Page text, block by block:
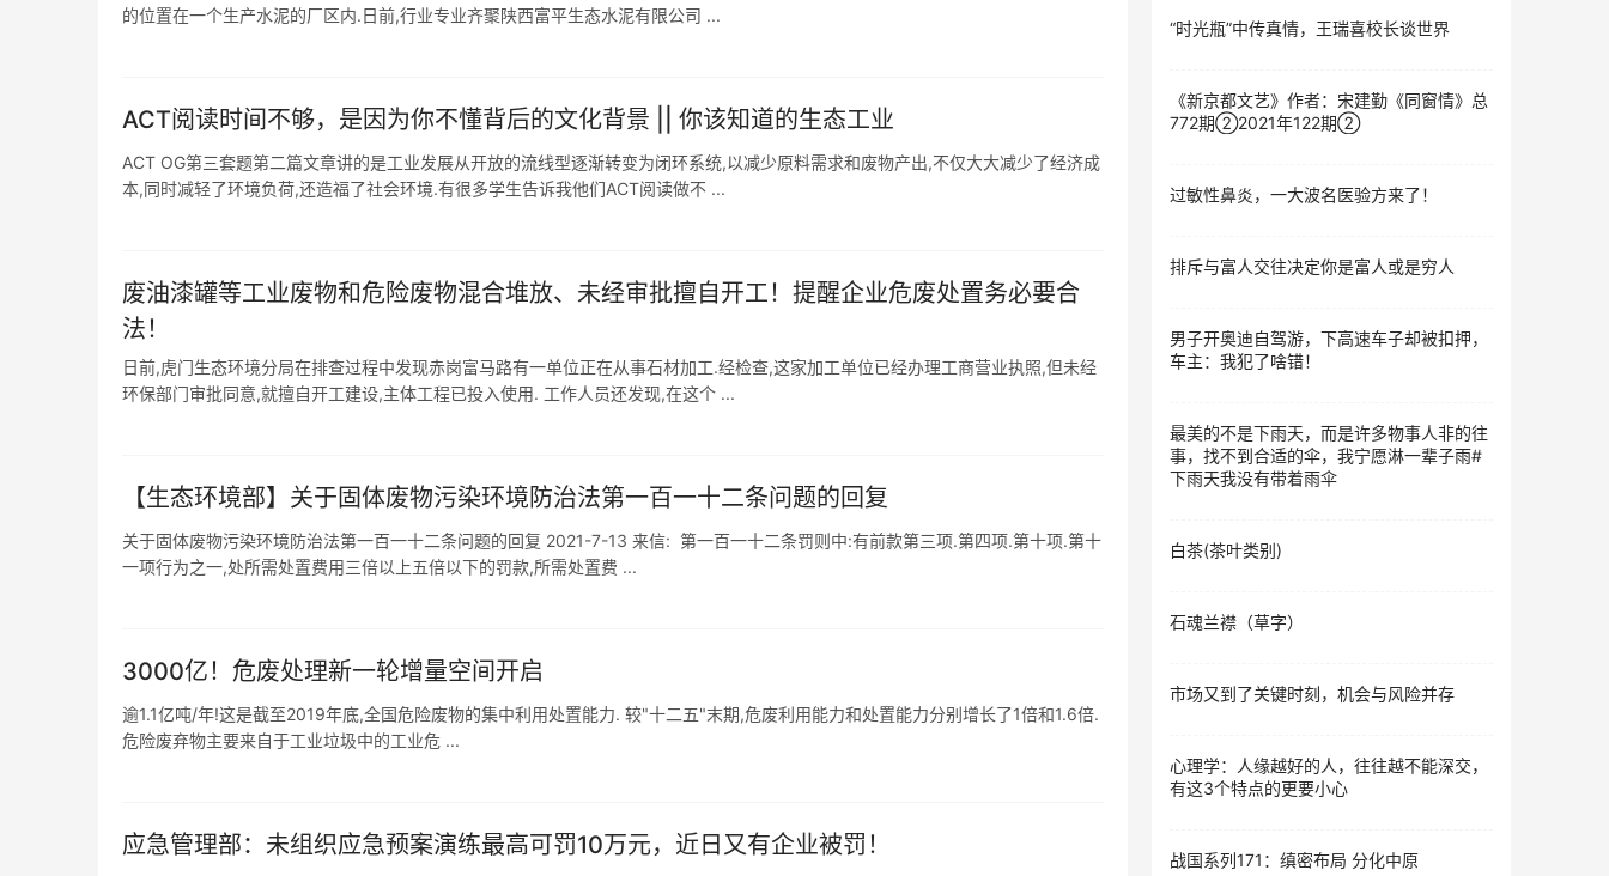
的位置在一个生产水泥的厂区内.日前,行业专业齐聚陕西富平生态水泥有限公司 ...
ACT阅读时间不够，是因为你不懂背后的文化背景 || 你该知道的生态工业
ACT OG第三套题第二篇文章讲的是工业发展从开放的流线型逐渐转变为闭环系统,以减少原料需求和废物产出,不仅大大减少了经济成
本,同时减轻了环境负荷,还造福了社会环境.有很多学生告诉我他们ACT阅读做不 ...
废油漆罐等工业废物和危险废物混合堆放、未经审批擅自开工！提醒企业危废处置务必要合
法！
日前,虎门生态环境分局在排查过程中发现赤岗富马路有一单位正在从事石材加工.经检查,这家加工单位已经办理工商营业执照,但未经
环保部门审批同意,就擅自开工建设,主体工程已投入使用. 工作人员还发现,在这个 ...
【生态环境部】关于固体废物污染环境防治法第一百一十二条问题的回复
关于固体废物污染环境防治法第一百一十二条问题的回复 2021-7-13 来信: 第一百一十二条罚则中:有前款第三项.第四项.第十项.第十
一项行为之一,处所需处置费用三倍以上五倍以下的罚款,所需处置费 ...
3000亿！危废处理新一轮增量空间开启
逾1.1亿吨/年!这是截至2019年底,全国危险废物的集中利用处置能力. 较"十二五"末期,危废利用能力和处置能力分别增长了1倍和1.6倍.
危险废弃物主要来自于工业垃圾中的工业危 ...
应急管理部：未组织应急预案演练最高可罚10万元，近日又有企业被罚！
“时光瓶”中传真情，王瑞喜校长谈世界
《新京都文艺》作者：宋建勤《同窗情》总
772期②2021年122期②
过敏性鼻炎，一大波名医验方来了！
排斥与富人交往决定你是富人或是穷人
男子开奥迪自驾游，下高速车子却被扣押，
车主：我犯了啥错！
最美的不是下雨天，而是许多物事人非的往
事，找不到合适的伞，我宁愿淋一辈子雨#
下雨天我没有带着雨伞
白茶(茶叶类别)
石魂兰襟（草字）
市场又到了关键时刻，机会与风险并存
心理学：人缘越好的人，往往越不能深交，
有这3个特点的更要小心
战国系列171：缜密布局 分化中原